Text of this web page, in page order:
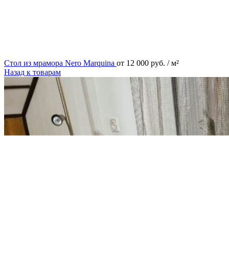
Стол из мрамора Nero Marquina от 12 000 руб. / м²
Назад к товарам